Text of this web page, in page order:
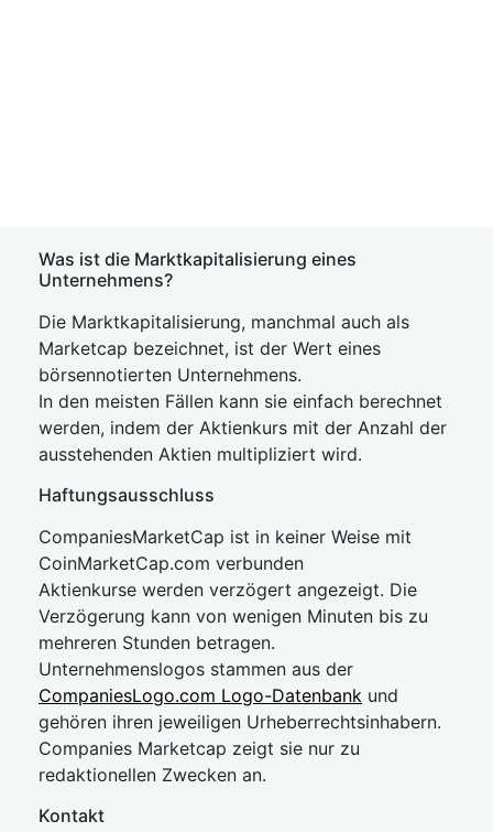
Was ist die Marktkapitalisierung eines
Unternehmens?
Die Marktkapitalisierung, manchmal auch als
Marketcap bezeichnet, ist der Wert eines
börsennotierten Unternehmens.
In den meisten Fällen kann sie einfach berechnet
werden, indem der Aktienkurs mit der Anzahl der
ausstehenden Aktien multipliziert wird.
Haftungsausschluss
CompaniesMarketCap ist in keiner Weise mit
CoinMarketCap.com verbunden
Aktienkurse werden verzögert angezeigt. Die
Verzögerung kann von wenigen Minuten bis zu
mehreren Stunden betragen.
Unternehmenslogos stammen aus der
CompaniesLogo.com Logo-Datenbank und
gehören ihren jeweiligen Urheberrechtsinhabern.
Companies Marketcap zeigt sie nur zu
redaktionellen Zwecken an.
Kontakt